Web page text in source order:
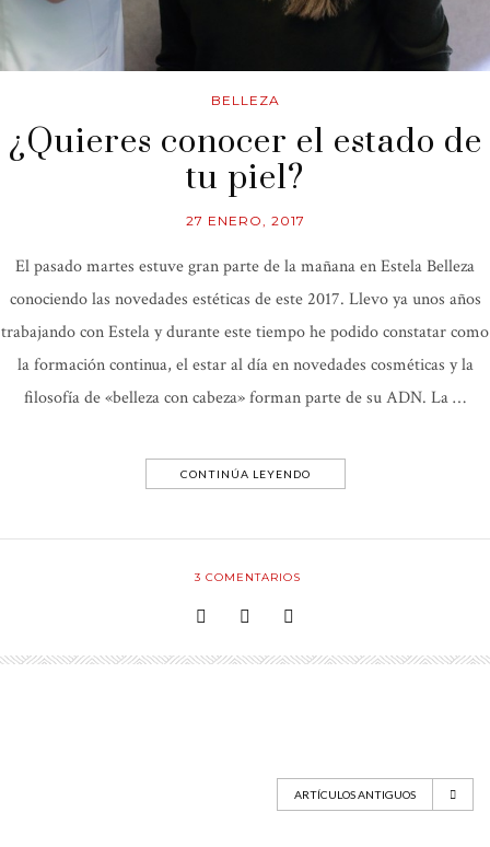
BELLEZA
¿Quieres conocer el estado de
tu piel?
27 ENERO, 2017
El pasado martes estuve gran parte de la mañana en Estela Belleza
conociendo las novedades estéticas de este 2017. Llevo ya unos años
trabajando con Estela y durante este tiempo he podido constatar como
la formación continua, el estar al día en novedades cosméticas y la
filosofía de «belleza con cabeza» forman parte de su ADN. La …
CONTINÚA LEYENDO
3 COMENTARIOS
ARTÍCULOS ANTIGUOS